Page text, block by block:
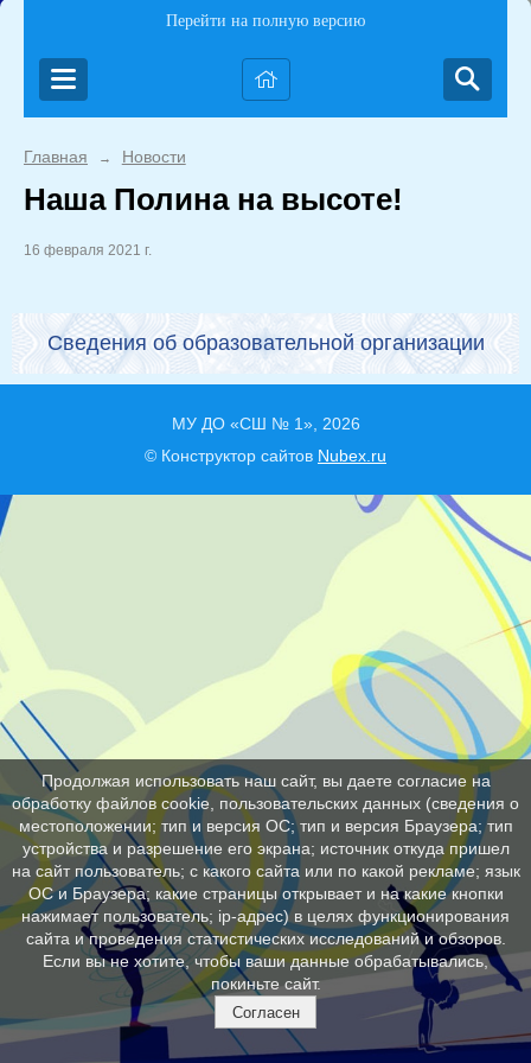
Перейти на полную версию
Главная → Новости
Наша Полина на высоте!
16 февраля 2021 г.
Сведения об образовательной организации
МУ ДО «СШ № 1», 2026
© Конструктор сайтов Nubex.ru
Продолжая использовать наш сайт, вы даете согласие на
обработку файлов cookie, пользовательских данных (сведения о
местоположении; тип и версия ОС; тип и версия Браузера; тип
устройства и разрешение его экрана; источник откуда пришел
на сайт пользователь; с какого сайта или по какой рекламе; язык
ОС и Браузера; какие страницы открывает и на какие кнопки
нажимает пользователь; ip-адрес) в целях функционирования
сайта и проведения статистических исследований и обзоров.
Если вы не хотите, чтобы ваши данные обрабатывались,
покиньте сайт.
Согласен